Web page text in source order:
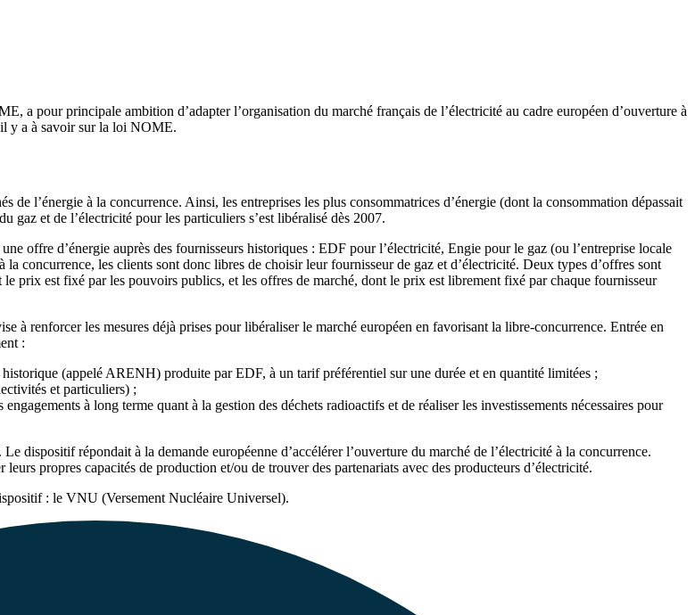
pour principale ambition d’adapter l’organisation du marché français de l’électricité au cadre européen d’ouverture à
y a à savoir sur la loi NOME.
l’énergie à la concurrence. Ainsi, les entreprises les plus consommatrices d’énergie (dont la consommation dépassait
gaz et de l’électricité pour les particuliers s’est libéralisé dès 2007.
offre d’énergie auprès des fournisseurs historiques : EDF pour l’électricité, Engie pour le gaz (ou l’entreprise locale
concurrence, les clients sont donc libres de choisir leur fournisseur de gaz et d’électricité. Deux types d’offres sont
le prix est fixé par les pouvoirs publics, et les offres de marché, dont le prix est librement fixé par chaque fournisseur
à renforcer les mesures déjà prises pour libéraliser le marché européen en favorisant la libre-concurrence. Entrée en
:
(appelé ARENH) produite par EDF, à un tarif préférentiel sur une durée et en quantité limitées ;
et particuliers) ;
à long terme quant à la gestion des déchets radioactifs et de réaliser les investissements nécessaires pour
dispositif répondait à la demande européenne d’accélérer l’ouverture du marché de l’électricité à la concurrence.
propres capacités de production et/ou de trouver des partenariats avec des producteurs d’électricité.
: le VNU (Versement Nucléaire Universel).